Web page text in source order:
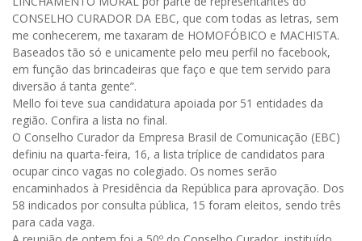
CONSELHO CURADOR DA EBC, que com todas as letras, sem
me conhecerem, me taxaram de HOMOFÓBICO e MACHISTA.
Baseados tão só e unicamente pelo meu perfil no facebook,
em função das brincadeiras que faço e que tem servido para
diversão á tanta gente”.
Mello foi teve sua candidatura apoiada por 51 entidades da
região. Confira a lista no final.
O Conselho Curador da Empresa Brasil de Comunicação (EBC)
definiu na quarta-feira, 16, a lista tríplice de candidatos para
ocupar cinco vagas no colegiado. Os nomes serão
encaminhados à Presidência da República para aprovação. Dos
58 indicados por consulta pública, 15 foram eleitos, sendo três
para cada vaga.